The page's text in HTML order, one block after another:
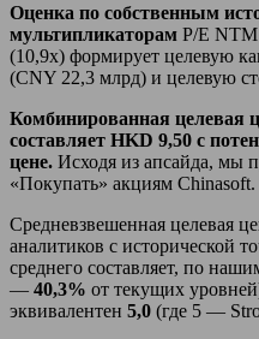
Оценка по собственным
мультипликаторам P/E
(10,9х) формирует целевую
(CNY 22,3 млрд) и целевую
Комбинированная целевая
составляет HKD 9,50 с
цене. Исходя из апсайда, мы
«Покупать» акциям Chinasoft.
Средневзвешенная целевая
аналитиков с исторической
среднего составляет, по
— 40,3% от текущих
эквивалентен 5,0 (где 5 —